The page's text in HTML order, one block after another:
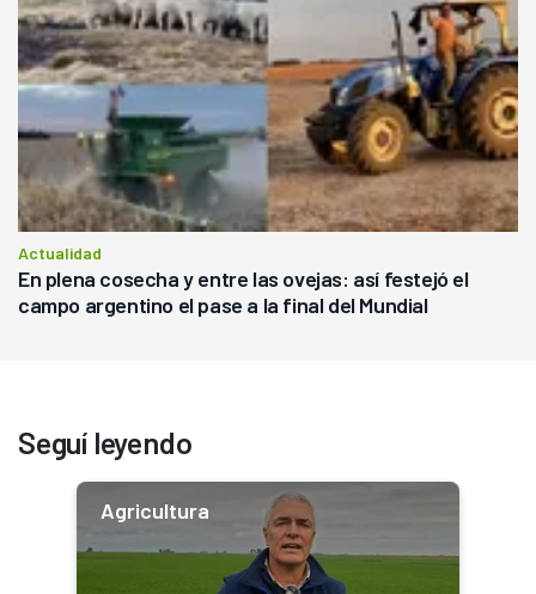
Actualidad
En plena cosecha y entre las ovejas: así festejó el
campo argentino el pase a la final del Mundial
Seguí leyendo
Agricultura